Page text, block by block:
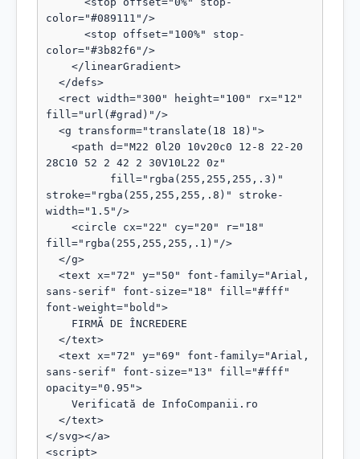
color="#089111"/>
color="#3b82f6"/>
fill="url(#grad)"/>
28C10 52 2 42 2 30V10L22 0z"
stroke="rgba(255,255,255,.8)" stroke-
width="1.5"/>
fill="rgba(255,255,255,.1)"/>
sans-serif" font-size="18" fill="#fff"
font-weight="bold">
sans-serif" font-size="13" fill="#fff"
opacity="0.95">
</svg></a>
<script>